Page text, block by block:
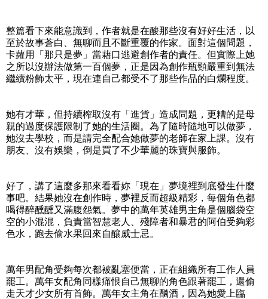
整篇看下來能意識到，作者就是在酸那些沒有好好生活，以
至於故事蒼白、無聊而且不斷重覆的作家。面對這個問題，
卡蘿用「那只是夢」當藉口逃避創作者的責任。但實際上她
之所以沒辦法做第一百個夢，正是因為創作瓶頸嚴重到無法
繼續粉飾太平，現在連自己都受不了那些作品的白爛程度。
她有才華，但持續榨取沒有「進貨」造成問題，更糟的是母
親的過度保護限制了她的生活圈。為了隨時隨地可以做夢，
她沒去學校，而是請完全配合她做夢的老師在家上課。沒有
朋友、沒有娛樂，倒是買了不少華麗的珠寶與服飾。
好了，講了這麼多那來看看妳「現在」夢境裡到底發生什麼
事吧。結果她沒在創作時，夢裡反而超級精彩，每個角色都
喝得醉醺醺又滿腹怨氣。夢中的萬年英雄男主角是個腦袋空
空的小混混，負責當智慧老人、殘障者和暴君的阿伯受夠彩
色水，跑去偷水果回來自釀威士忌。
萬年男配角受夠每次都被亂塞便當，正在組織所有工作人員
罷工。萬年女配角同樣痛恨自己無聊的角色跟著罷工，還偷
走天才少女所有首飾。萬年女主角在酗酒，因為她愛上臨